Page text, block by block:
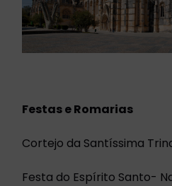
Festas e Romarias
Cortejo da Santíssima
Festa do Espírito Santo-